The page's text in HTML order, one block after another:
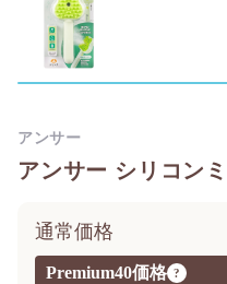
アンサー シリコン
Premium40価格 ?
通常価格
アンサー